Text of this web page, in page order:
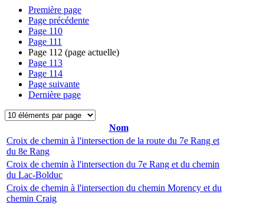
Première page
Page précédente
Page 110
Page 111
Page 112 (page actuelle)
Page 113
Page 114
Page suivante
Dernière page
Nom
Croix de chemin à l'intersection de la route du 7e Rang et
du 8e Rang
Croix de chemin à l'intersection du 7e Rang et du chemin
du Lac-Bolduc
Croix de chemin à l'intersection du chemin Morency et du
chemin Craig